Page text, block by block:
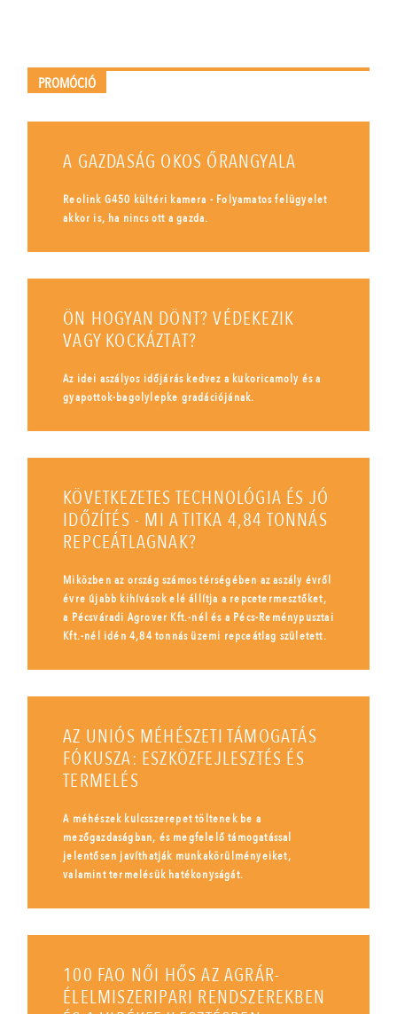
PROMÓCIÓ
A GAZDASÁG OKOS ŐRANGYALA
Reolink G450 kültéri kamera - Folyamatos felügyelet
akkor is, ha nincs ott a gazda.
ÖN HOGYAN DÖNT? VÉDEKEZIK
VAGY KOCKÁZTAT?
Az idei aszályos időjárás kedvez a kukoricamoly és a
gyapottok-bagolylepke gradációjának.
KÖVETKEZETES TECHNOLÓGIA ÉS JÓ
IDŐZÍTÉS - MI A TITKA 4,84 TONNÁS
REPCEÁTLAGNAK?
Miközben az ország számos térségében az aszály évről
évre újabb kihívások elé állítja a repcetermesztőket,
a Pécsváradi Agrover Kft.-nél és a Pécs-Reménypusztai
Kft.-nél idén 4,84 tonnás üzemi repceátlag született.
AZ UNIÓS MÉHÉSZETI TÁMOGATÁS
FÓKUSZA: ESZKÖZFEJLESZTÉS ÉS
TERMELÉS
A méhészek kulcsszerepet töltenek be a
mezőgazdaságban, és megfelelő támogatással
jelentősen javíthatják munkakörülményeiket,
valamint termelésük hatékonyságát.
100 FAO NŐI HŐS AZ AGRÁR-
ÉLELMISZERIPARI RENDSZEREKBEN